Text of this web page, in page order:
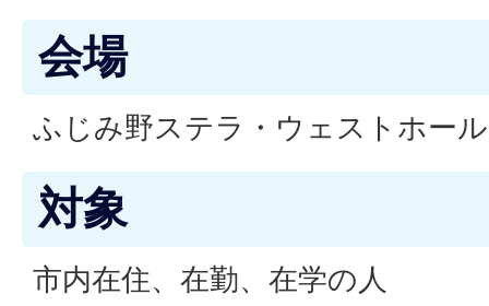
会場
ふじみ野ステラ・ウェストホール
対象
市内在住、在勤、在学の人